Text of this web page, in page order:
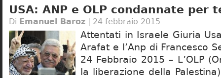
USA: ANP e OLP condannate per
Di Emanuel Baroz | 24 febbraio 2015
Attentati in Israele Giuria
Arafat e l’Anp di Francesco
24 Febbraio 2015 – L’OLP
la liberazione della